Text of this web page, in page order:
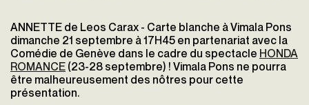
ANNETTE de Leos Carax - Carte blanche à Vimala Pons
dimanche 21 septembre à 17H45 en partenariat avec la
Comédie de Genève dans le cadre du spectacle HONDA
ROMANCE (23-28 septembre) ! Vimala Pons ne pourra
être malheureusement des nôtres pour cette
présentation.